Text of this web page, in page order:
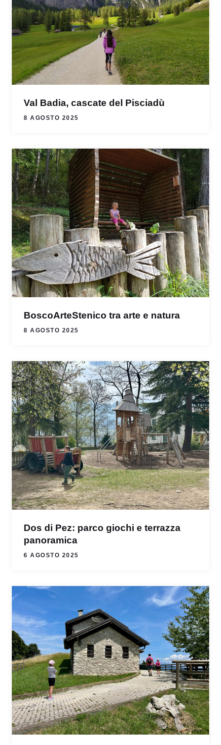
Val Badia, cascate del Pisciadù
8 AGOSTO 2025
BoscoArteStenico tra arte e natura
8 AGOSTO 2025
Dos di Pez: parco giochi e terrazza
panoramica
6 AGOSTO 2025